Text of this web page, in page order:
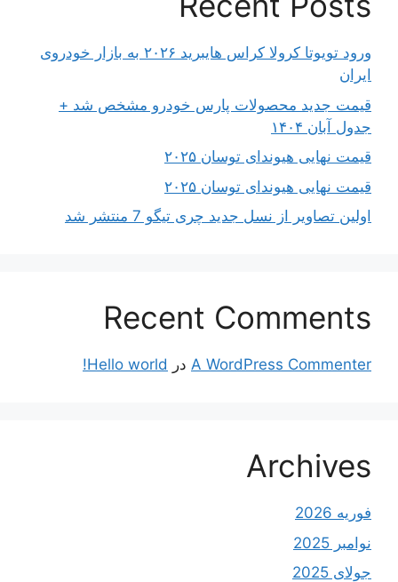
ورود تویوتا کرولا کراس هایبرید ۲۰۲۶ به بازار خودروی
ایران
قیمت جدید محصولات پارس خودرو مشخص شد +
جدول آبان ۱۴۰۴
قیمت نهایی هیوندای توسان ۲۰۲۵
قیمت نهایی هیوندای توسان ۲۰۲۵
اولین تصاویر از نسل جدید چری تیگو 7 منتشر شد
Recent Comments
A WordPress Commenter در Hello world!
Archives
فوریه 2026
نوامبر 2025
جولای 2025